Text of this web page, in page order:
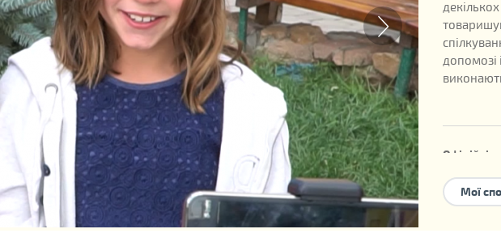
допомозі
Офіційні
Дата
Номер
Мої